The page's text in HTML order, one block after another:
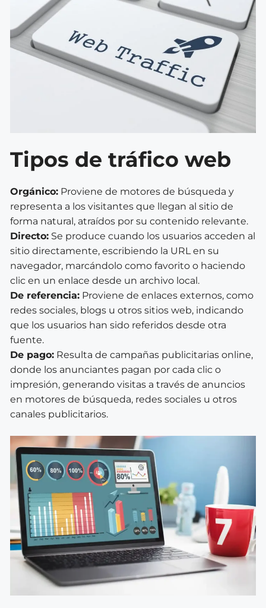
Tipos de tráfico web
Orgánico: Proviene de motores de búsqueda y
representa a los visitantes que llegan al sitio de
forma natural, atraídos por su contenido relevante.
Directo: Se produce cuando los usuarios acceden al
sitio directamente, escribiendo la URL en su
navegador, marcándolo como favorito o haciendo
clic en un enlace desde un archivo local.
De referencia: Proviene de enlaces externos, como
redes sociales, blogs u otros sitios web, indicando
que los usuarios han sido referidos desde otra
fuente.
De pago: Resulta de campañas publicitarias online,
donde los anunciantes pagan por cada clic o
impresión, generando visitas a través de anuncios
en motores de búsqueda, redes sociales u otros
canales publicitarios.